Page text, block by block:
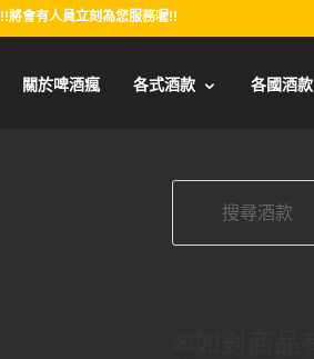
將會有人員立刻為您服務喔!!
關於啤酒瘋 各式酒款 各國酒款